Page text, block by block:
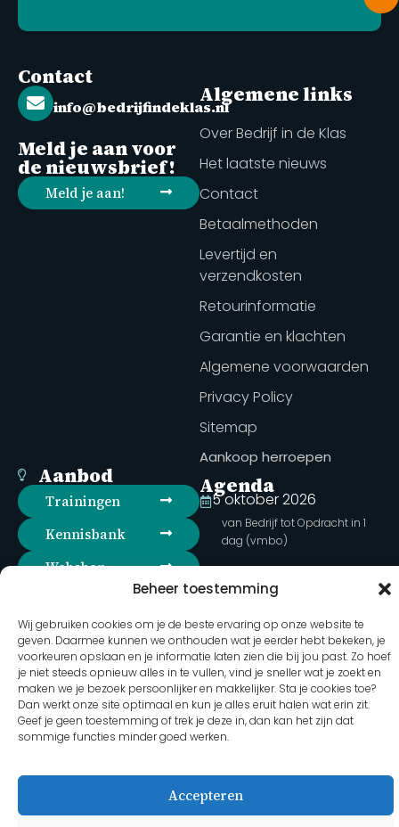
Beheer toestemming
Wij gebruiken cookies om je de beste ervaring op onze website te
geven. Daarmee kunnen we onthouden wat je eerder hebt bekeken, je
voorkeuren opslaan en je informatie laten zien die bij jou past. Zo hoef
je niet steeds opnieuw alles in te vullen, vind je sneller wat je zoekt en
maken we je bezoek persoonlijker en makkelijker. Sta je cookies toe?
Dan werkt onze site optimaal en kun je alles eruit halen wat erin zit.
Geef je geen toestemming of trek je deze in, dan kan het zijn dat
sommige functies minder goed werken.
Accepteren
Contact
info@bedrijfindeklas.nl
Meld je aan voor
de nieuwsbrief!
Meld je aan!
Algemene links
Over Bedrijf in de Klas
Het laatste nieuws
Contact
Betaalmethoden
Levertijd en
verzendkosten
Retourinformatie
Garantie en klachten
Algemene voorwaarden
Privacy Policy
Sitemap
Aankoop herroepen
Aanbod
Trainingen
Kennisbank
Webshop
Volg ons op social
media
Agenda
5 oktober 2026
van Bedrijf tot Opdracht in 1
dag (vmbo)
15 oktober 2026
Opdrachten ontwerpen met
27 oktober 2026
Duurzame opdrachten met
bedrijven (havo-PGP)
Volledige agenda
2026 Martha Hoebens - Bedrijf in de Klas